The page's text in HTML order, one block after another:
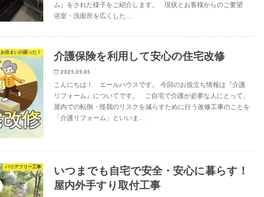
ム』をされた様子をご紹介します。 現状とお客様からのご要望
浴室・洗面所を広くした…
お住まいの困った！ 介護保険を利用して安心の住宅改修
2025.09.05
こんにちは！ エールハウスです。 今回のお役立ち情報は『介護
リフォーム』についてです。 ご自宅で介護が必要な人にとって、
屋内での転倒・怪我のリスクを減らすために行う改修工事のことを
「介護リフォーム」といいま…
バリアフリー工事
いつまでも自宅で安全・安心に暮らす！
屋内外手すり取付工事